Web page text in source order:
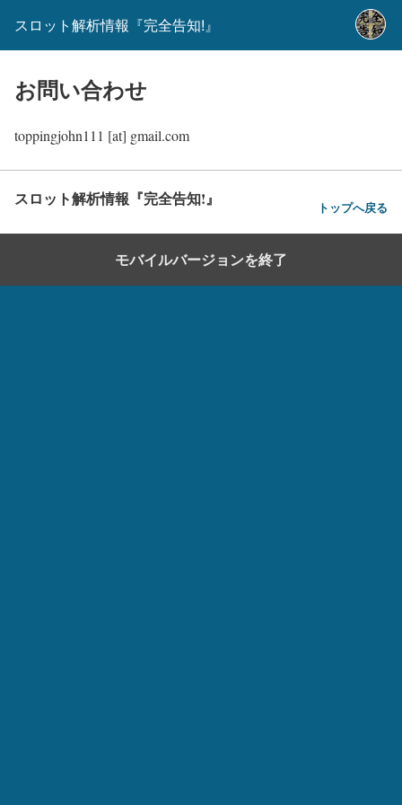
スロット解析情報『完全告知!』
お問い合わせ
toppingjohn111 [at] gmail.com
スロット解析情報『完全告知!』 トップへ戻る
モバイルバージョンを終了